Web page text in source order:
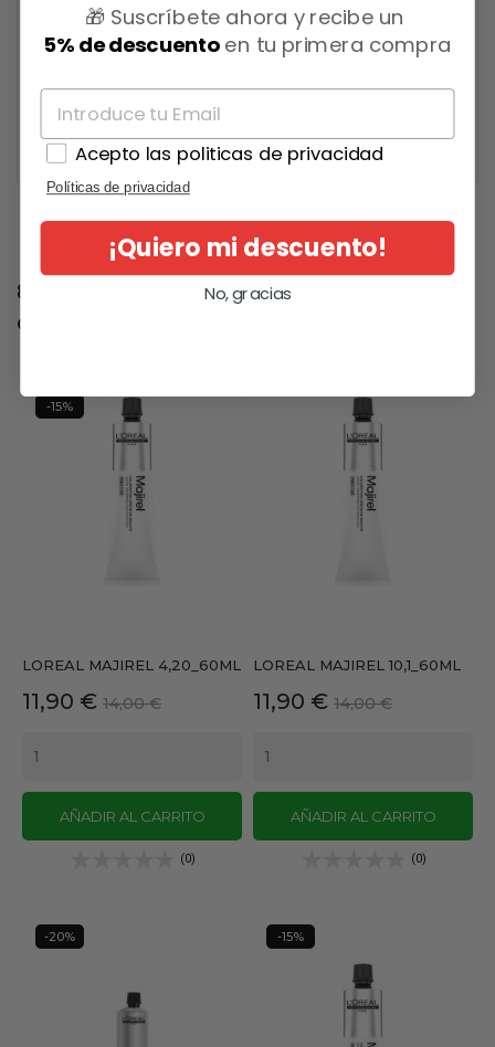
DIAMINOPHENOXYETHANOL HCl  m-
AMINOPHENOL  SODIUM METABISULFITE 
ETHANOLAMINE  THIOGLYCERIN  TOLUENE-2,5-
DIAMINE  BENZYL ALCOHOL  2-OLEAMIDO-1,3-
OCTADECANEDIOL  RESORCINOL  EDTA 
PARFUM / FRAGRANCE.
8 otros productos en la misma
categoría:
LOREAL MAJIREL 4,20_60ML
Precio
11,90 € Precio
14,00 €
AÑADIR AL CARRITO
(0)
-15%
LOREAL MAJIREL 10,1_60ML
Precio
11,90 € Precio
14,00 €
AÑADIR AL CARRITO
(0)
-20% -15%
🎁 Suscríbete ahora y recibe un
5% de descuentoen tu primera compra
Acepto las politicas de privacidad
Políticas de privacidad
¡Quiero mi descuento!
No, gracias